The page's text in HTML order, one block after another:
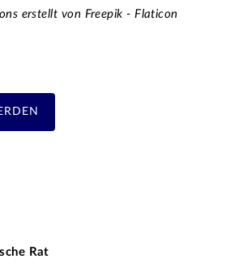
erstellt von Freepik - Flaticon
Rat